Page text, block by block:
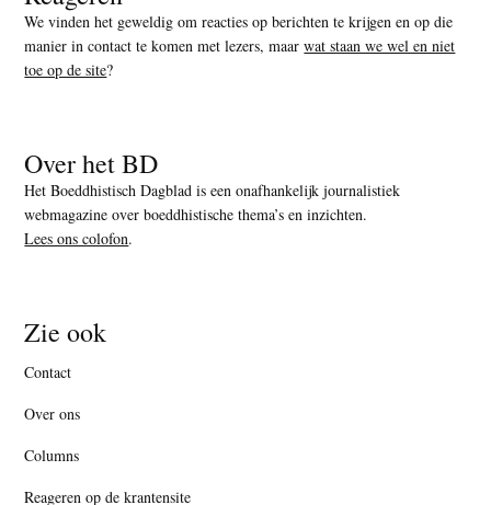
We vinden het geweldig om reacties op berichten te krijgen en op die
manier in contact te komen met lezers, maarwat staan we wel en niet
toe op de site?
Over het BD
Het Boeddhistisch Dagblad is een onafhankelijk journalistiek
webmagazine over boeddhistische thema’s en inzichten.
Lees ons colofon.
Zie ook
Contact
Over ons
Columns
Reageren op de krantensite